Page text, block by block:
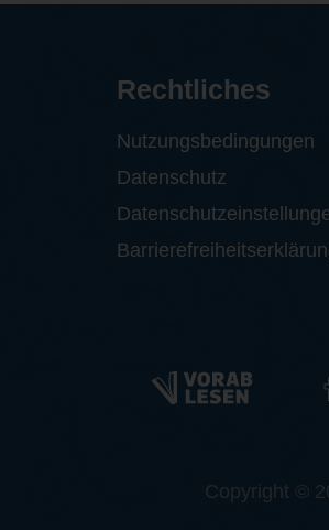
Rechtliches
Nutzungsbedingungen
Datenschutz
Copyright ©